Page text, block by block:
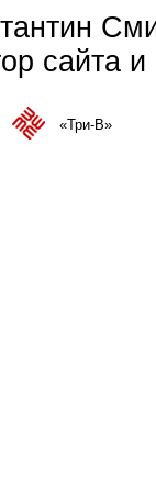
сайта
is external)«Три-В»